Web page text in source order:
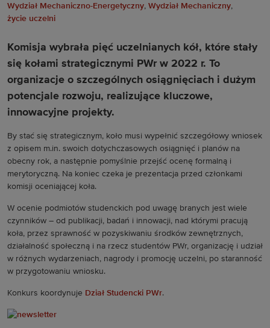
Wydział Mechaniczno-Energetyczny, Wydział Mechaniczny,
życie uczelni
Komisja wybrała pięć uczelnianych kół, które stały
się kołami strategicznymi PWr w 2022 r. To
organizacje o szczególnych osiągnięciach i dużym
potencjale rozwoju, realizujące kluczowe,
innowacyjne projekty.
By stać się strategicznym, koło musi wypełnić szczegółowy wniosek
z opisem m.in. swoich dotychczasowych osiągnięć i planów na
obecny rok, a następnie pomyślnie przejść ocenę formalną i
merytoryczną. Na koniec czeka je prezentacja przed członkami
komisji oceniającej koła.
W ocenie podmiotów studenckich pod uwagę branych jest wiele
czynników – od publikacji, badań i innowacji, nad którymi pracują
koła, przez sprawność w pozyskiwaniu środków zewnętrznych,
działalność społeczną i na rzecz studentów PWr, organizację i udział
w różnych wydarzeniach, nagrody i promocję uczelni, po staranność
w przygotowaniu wniosku.
Konkurs koordynuje Dział Studencki PWr.